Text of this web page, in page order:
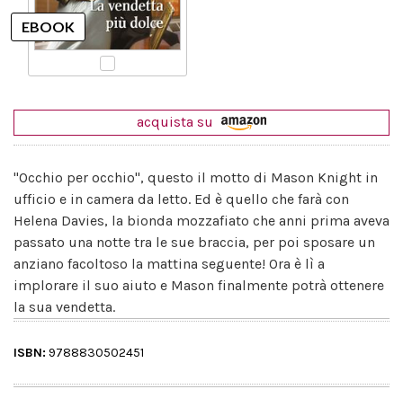
acquista su
"Occhio per occhio", questo il motto di Mason Knight in
ufficio e in camera da letto. Ed è quello che farà con
Helena Davies, la bionda mozzafiato che anni prima aveva
passato una notte tra le sue braccia, per poi sposare un
anziano facoltoso la mattina seguente! Ora è lì a
implorare il suo aiuto e Mason finalmente potrà ottenere
la sua vendetta.
ISBN: 9788830502451